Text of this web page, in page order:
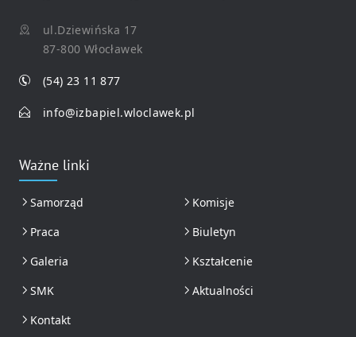
ul.Dziewińska 17
87-800 Włocławek
(54) 23 11 877
info@izbapiel.wloclawek.pl
Ważne linki
Samorząd
Komisje
Praca
Biuletyn
Galeria
Kształcenie
SMK
Aktualności
Kontakt